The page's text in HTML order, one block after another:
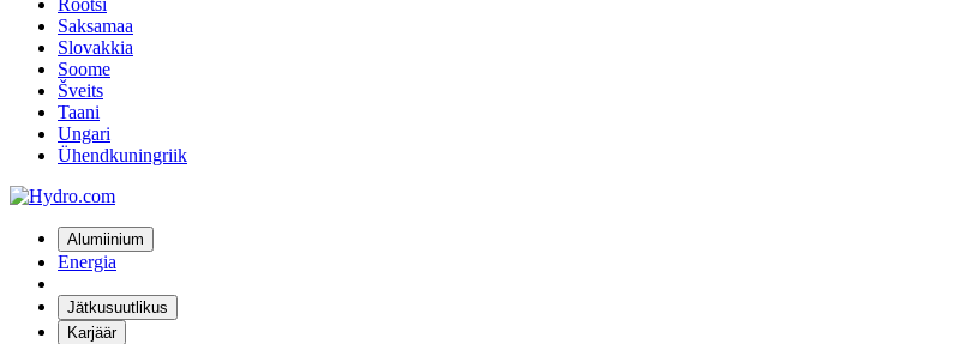
Rootsi
Saksamaa
Slovakkia
Soome
Šveits
Taani
Ungari
Ühendkuningriik
Alumiinium
Energia
Jätkusuutlikus
Karjäär